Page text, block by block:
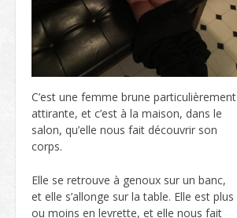
C’est une femme brune particulièrement
attirante, et c’est à la maison, dans le
salon, qu’elle nous fait découvrir son
corps.
Elle se retrouve à genoux sur un banc,
et elle s’allonge sur la table. Elle est plus
ou moins en levrette, et elle nous fait